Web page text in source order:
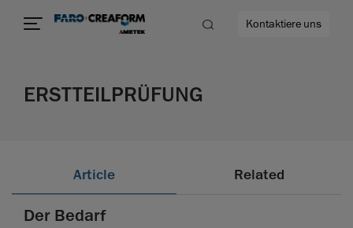
Kontaktiere uns
ERSTTEILPRÜFUNG
Article Related
Der Bedarf